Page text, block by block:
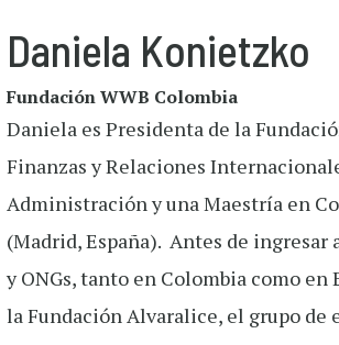
Daniela Konietzko
Fundación WWB Colombia
Daniela es Presidenta de la
Finanzas y Relaciones
Administración y una Maestría en
(Madrid, España). Antes de
y ONGs, tanto en Colombia como
la Fundación Alvaralice, el grupo de